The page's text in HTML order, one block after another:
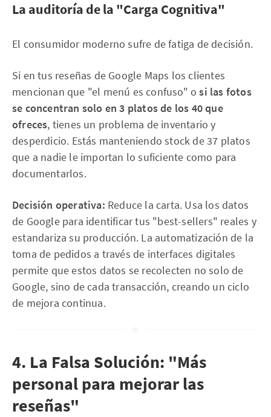
La auditoría de la "Carga Cognitiva"
El consumidor moderno sufre de fatiga de decisión.
Si en tus reseñas de Google Maps los clientes
mencionan que "el menú es confuso" osi las fotos
se concentran solo en 3 platos de los 40 que
ofreces, tienes un problema de inventario y
desperdicio. Estás manteniendo stock de 37 platos
que a nadie le importan lo suficiente como para
documentarlos.
Decisión operativa: Reduce la carta. Usa los datos
de Google para identificar tus "best-sellers" reales y
estandariza su producción. La automatización de la
toma de pedidos a través de interfaces digitales
permite que estos datos se recolecten no solo de
Google, sino de cada transacción, creando un ciclo
de mejora continua.
4. La Falsa Solución: "Más
personal para mejorar las
reseñas"